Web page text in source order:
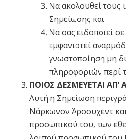
Να ακολουθεί τους
Σημείωσης και
Να σας ειδοποιεί
εμφανιστεί
γνωστοποίηση μη
πληροφοριών περί
ΠΟΙΟΣ ΔΕΣΜΕΥΕΤΑΙ
Αυτή η Σημείωση
Νάρκωνον Άροουχεντ
προσωπικού του, των